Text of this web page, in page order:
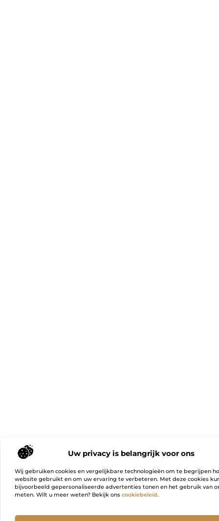
Uw privacy is belangrijk voor ons
Wij gebruiken cookies en vergelijkbare technologieën om te begrijpen
website gebruikt en om uw ervaring te verbeteren. Met deze cookies
bijvoorbeeld gepersonaliseerde advertenties tonen en het gebruik van
meten. Wilt u meer weten? Bekijk ons cookiebeleid.